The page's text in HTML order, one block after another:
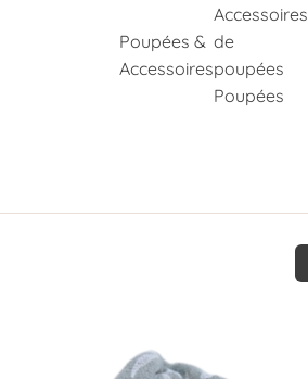
Poupées &
Accessoires
Accessoires
de
poupées
Poupées